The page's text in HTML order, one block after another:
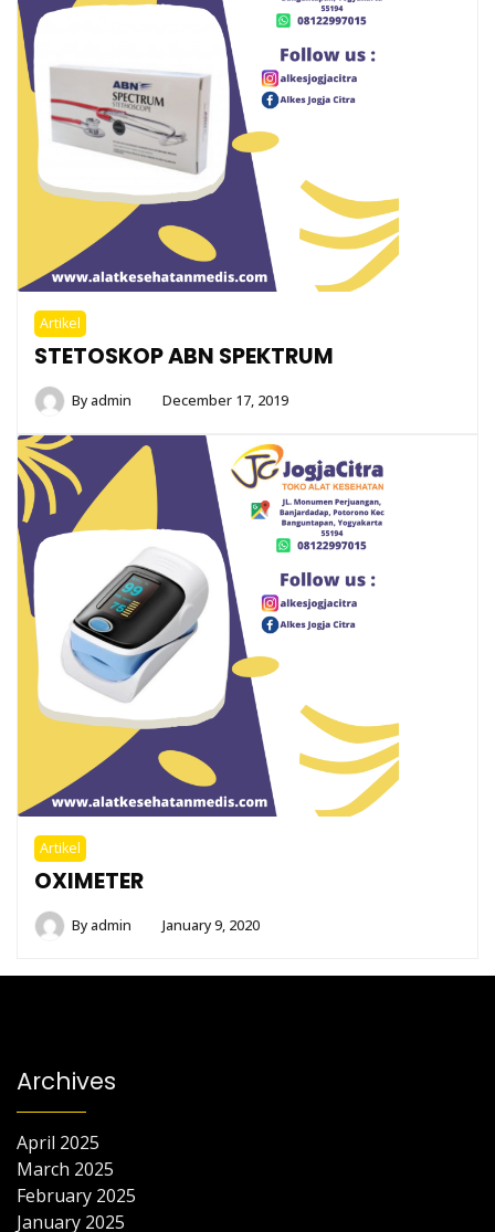
Artikel
STETOSKOP ABN SPEKTRUM
Byadmin December 17, 2019
Artikel
OXIMETER
Byadmin January 9, 2020
Archives
April 2025
March 2025
February 2025
January 2025